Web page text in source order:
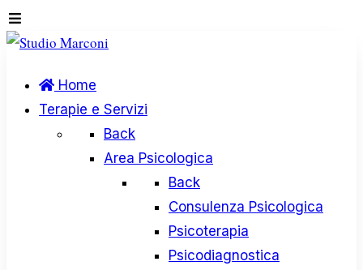
Home
Terapie e Servizi
Back
Area Psicologica
Back
Consulenza Psicologica
Psicoterapia
Psicodiagnostica